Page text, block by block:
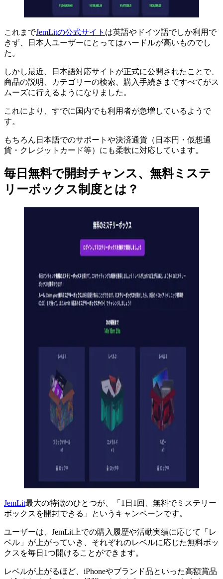
これまでJemLitの公式サイト は英語やドイツ語でしか利用で
きず、日本人ユーザーにとってはハードルが高いものでし
た。
しかし最近、日本語対応サイトが正式に公開されたことで、
商品の説明、カテゴリーの検索、購入手続きまですべてがス
ムーズに行えるようになりました。
これにより、すでに国内でも利用者が急増しているようで
す。
もちろん日本語でのサポートや決済通貨（日本円・仮想通
貨・クレジットカード等）にも柔軟に対応しています。
毎日無料で開封チャンス、無料ミステ
リーボックス制度とは？
JemLit最大の特徴のひとつが、「1日1回、無料でミステリー
ボックスを開封できる」というキャンペーンです。
ユーザーは、JemLit上での購入履歴や活動実績に応じて「レ
ベル」が上がっていき、それぞれのレベルに応じた無料ボッ
クスを毎日1つ開けることができます。
レベルが上がるほど、iPhoneやブランド品といった高額賞品